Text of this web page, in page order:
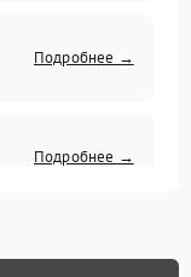
Подробнее →
Подробнее →
Подробнее →